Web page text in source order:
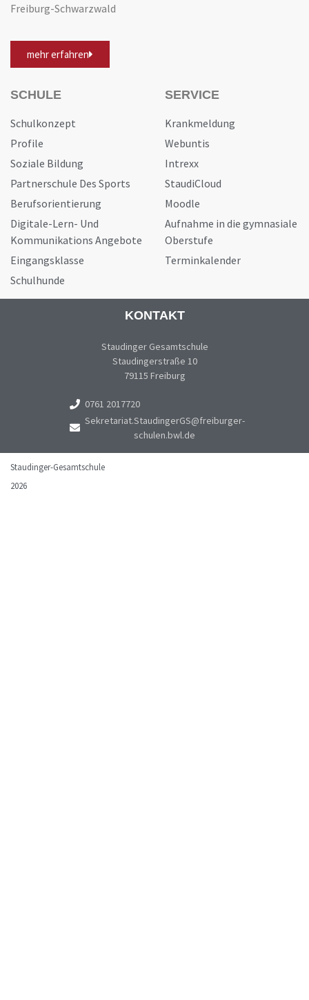
Freiburg-Schwarzwald
mehr erfahren
SCHULE
Schulkonzept
Profile
Soziale Bildung
Partnerschule Des Sports
Berufsorientierung
Digitale-Lern- Und
Kommunikations Angebote
Eingangsklasse
Schulhunde
SERVICE
Krankmeldung
Webuntis
Intrexx
StaudiCloud
Moodle
Aufnahme in die gymnasiale
Oberstufe
Terminkalender
KONTAKT
Staudinger Gesamtschule
Staudingerstraße 10
79115 Freiburg
0761 2017720
Sekretariat.StaudingerGS@freiburger-
schulen.bwl.de
Staudinger-Gesamtschule
2026